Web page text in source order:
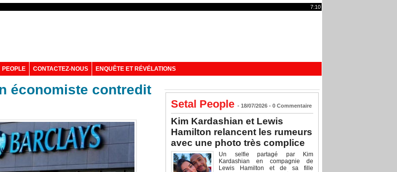
7:10
PEOPLE CONTACTEZ-NOUS ENQUÊTE ET RÉVÉLATIONS
économiste contredit
Setal People - 18/07/2026 - 0 Commentaire
Kim Kardashian et Lewis
Hamilton relancent les rumeurs
avec une photo très complice
Un selfie partagé par Kim
Kardashian en compagnie de
Lewis Hamilton et de sa fille